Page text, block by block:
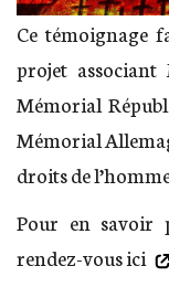
Ce témoignage
projet
Mémorial
Mémorial
droits de
Pour en savoir
rendez-vous ici